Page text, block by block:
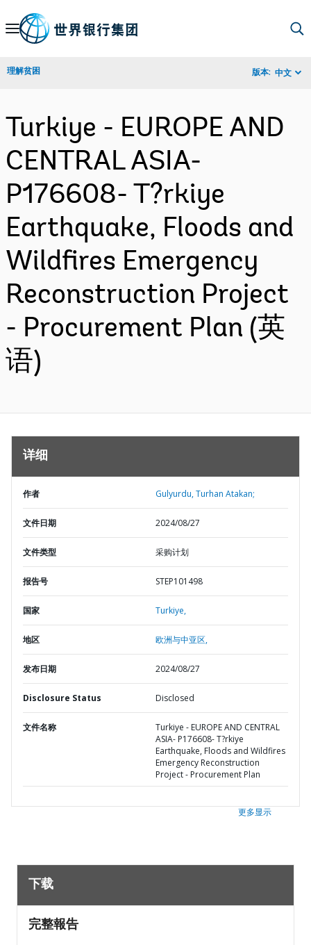
Skip
Navigation
理解贫困 版本: 中文
Turkiye - EUROPE AND
CENTRAL ASIA-
P176608- T?rkiye
Earthquake, Floods and
Wildfires Emergency
Reconstruction Project
- Procurement Plan (英
语)
详细
作者 Gulyurdu, Turhan Atakan;
文件日期 2024/08/27
文件类型 采购计划
报告号 STEP101498
国家 Turkiye,
地区 欧洲与中亚区,
发布日期 2024/08/27
Disclosure Status Disclosed
文件名称
Turkiye - EUROPE AND CENTRAL
ASIA- P176608- T?rkiye
Earthquake, Floods and Wildfires
Emergency Reconstruction
Project - Procurement Plan
更多显示
下载
完整報告